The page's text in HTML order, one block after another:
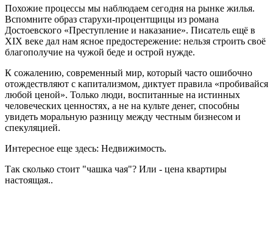
Похожие процессы мы наблюдаем сегодня на рынке жилья.
Вспомните образ старухи-процентщицы из романа
Достоевского «Преступление и наказание». Писатель ещё в
XIX веке дал нам ясное предостережение: нельзя строить своё
благополучие на чужой беде и острой нужде.
К сожалению, современный мир, который часто ошибочно
отождествляют с капитализмом, диктует правила «пробивайся
любой ценой». Только люди, воспитанные на истинных
человеческих ценностях, а не на культе денег, способны
увидеть моральную разницу между честным бизнесом и
спекуляцией.
Интересное еще здесь: Недвижимость.
Так сколько стоит "чашка чая"? Или - цена квартиры
настоящая..